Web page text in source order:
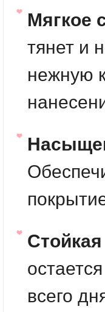
Мягкое
тянет и
нежную
всего